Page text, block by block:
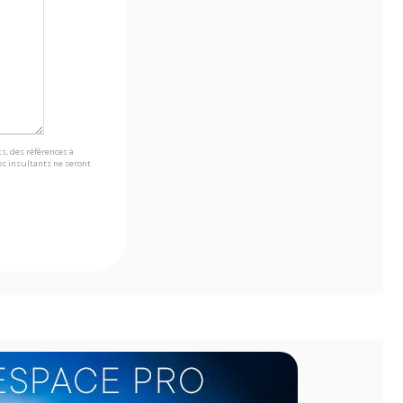
des références à
insultants ne seront